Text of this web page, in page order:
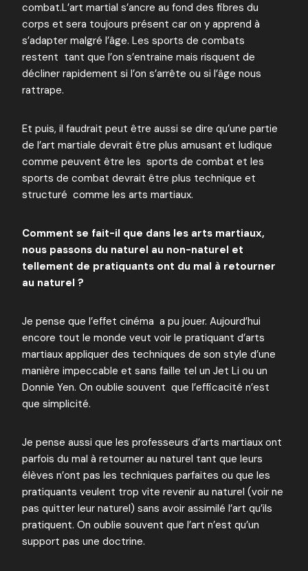
combat.L’art martial s’ancre au fond des fibres du
corps et sera toujours présent car on y apprend à
s’adapter malgré l’âge. Les sports de combats
restent tant que l’on s’entraine mais risquent de
décliner rapidement si l’on s’arrête ou si l’âge nous
rattrape.
Et puis, il faudrait peut être aussi se dire qu’une partie
de l’art martiale devrait être plus amusant et ludique
comme peuvent être les sports de combat et les
sports de combat devrait être plus technique et
structuré comme les arts martiaux.
Comment se fait-il que dans les arts martiaux,
nous passons du naturel au non-naturel et
tellement de pratiquants ont du mal à retourner
au naturel ?
Je pense que l’effet cinéma a pu jouer. Aujourd’hui
encore tout le monde veut voir le pratiquant d’arts
martiaux appliquer des techniques de son style d’une
manière impeccable et sans faille tel un Jet Li ou un
Donnie Yen. On oublie souvent que l’efficacité n’est
que simplicité.
Je pense aussi que les professeurs d’arts martiaux ont
parfois du mal à retourner au naturel tant que leurs
élèves n’ont pas les techniques parfaites ou que les
pratiquants veulent trop vite revenir au naturel (voir ne
pas quitter leur naturel) sans avoir assimilé l’art qu’ils
pratiquent. On oublie souvent que l’art n’est qu’un
support pas une doctrine.